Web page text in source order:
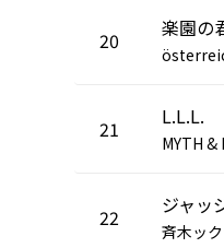
20 楽園の
21 L.L.L.
MYTH &
22
斉木ッ